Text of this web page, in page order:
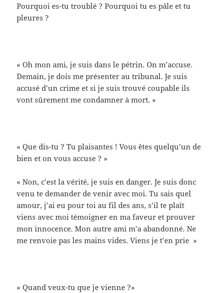
Pourquoi es-tu troublé ? Pourquoi tu es pâle et tu
pleures ?
« Oh mon ami, je suis dans le pétrin. On m’accuse.
Demain, je dois me présenter au tribunal. Je suis
accusé d’un crime et si je suis trouvé coupable ils
vont sûrement me condamner à mort. »
« Que dis-tu ? Tu plaisantes ! Vous êtes quelqu’un de
bien et on vous accuse ? »
« Non, c’est la vérité, je suis en danger. Je suis donc
venu te demander de venir avec moi. Tu sais quel
amour, j’ai eu pour toi au fil des ans, s’il te plaît
viens avec moi témoigner en ma faveur et prouver
mon innocence. Mon autre ami m’a abandonné. Ne
me renvoie pas les mains vides. Viens je t’en prie »
« Quand veux-tu que je vienne ?»